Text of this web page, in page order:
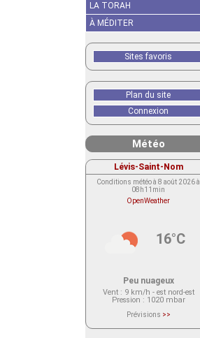
LA TORAH
À MÉDITER
Sites favoris
Plan du site
Connexion
Météo
Lévis-Saint-Nom
Conditions météo à 8 août 2026 à
08h11min
OpenWeather
16°C
Peu nuageux
Vent: 9 km/h - est nord-est
Pression : 1020 mbar
Prévisions >>
actuellement aucune prévision